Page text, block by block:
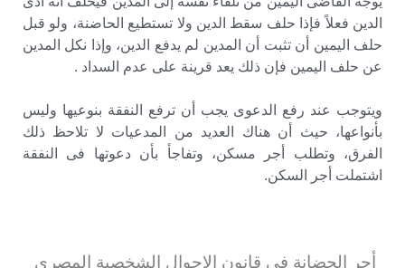
الدين فعلاً فإذا حلف سقط الدين ولا تستطيع الحاضنة، ولو قبل
حلف اليمين أن تثبت أن المدين لم يدفع الدين، وإذا نكل المدين
عن حلف اليمين فإن ذلك يعد قرينة على عدم السداد .
ويتوجب عند رفع الدعوى يجب أن ترفع النفقة بنوعيها وليس
بأنواعها، حيث أن هناك العديد من المدعيات لا تلاحظ ذلك
الفرق، وتطلب أجر مسكن، وتفاجأ بأن دعوتها فى النفقة
اشتملت أجر السكن.
أجر الحضانة فى قانون الاحوال الشخصية المصرى